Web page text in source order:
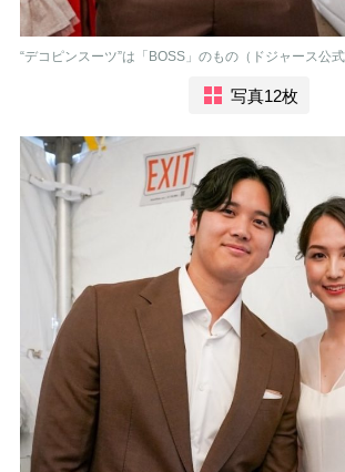
“デコピンスーツ”は「BOSS」のもの（ドジャース公式
写真12枚